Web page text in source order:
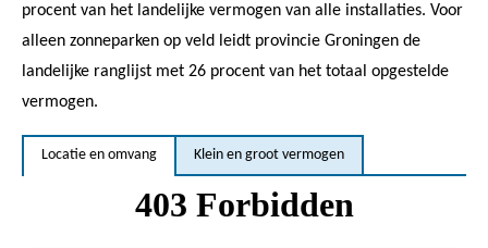
procent van het landelijke vermogen van alle installaties. Voor
alleen zonneparken op veld leidt provincie Groningen de
landelijke ranglijst met 26 procent van het totaal opgestelde
vermogen.
Locatie en omvang Klein en groot vermogen